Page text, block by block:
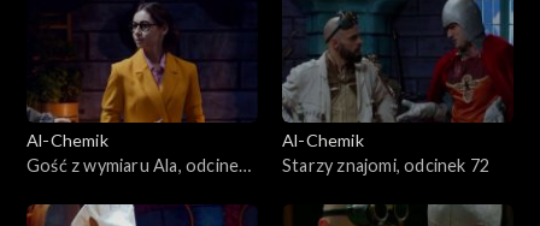
Al-Chemik
Gość z wymiaru Ala, odcinek
Al-Chemik
Starzy znajomi, odcinek 72